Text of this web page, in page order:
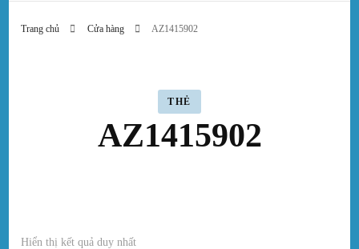
Trang chủ Cửa hàng AZ1415902
THẺ
AZ1415902
Hiển thị kết quả duy nhất